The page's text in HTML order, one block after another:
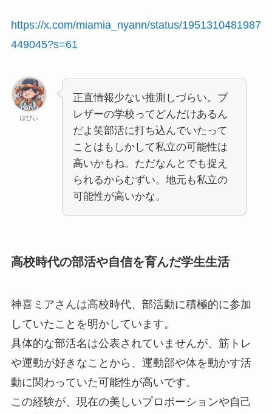
https://x.com/miamia_nyann/status/1951310481987
449045?s=61
ぽぴぃ
正直情報少ない推測しづらい。ブ
レザーの学校ってどんだけあるん
だよ笑部活に打ち込んでいたって
ことはもしかして私立の可能性は
高いかもね。ただなんとでも捉え
られるからむずい。地元も私立の
可能性が高いかな。
高校時代の部活や自信を育んだ学生生活
神喜ミアさんは高校時代、部活動に積極的に参加
していたことを明かしています。
具体的な部活名は公表されていませんが、筋トレ
や運動が好きなことから、運動部や体を動かす活
動に関わっていた可能性が高いです。
この経験が、現在の美しいプロポーションや自己